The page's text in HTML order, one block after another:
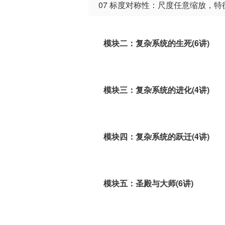
07 标度对称性：尺度任意缩放，特
模块二：复杂系统的生死(6讲)
模块三：复杂系统的进化(4讲)
模块四：复杂系统的跃迁(4讲)
模块五：圣殿与大师(6讲)